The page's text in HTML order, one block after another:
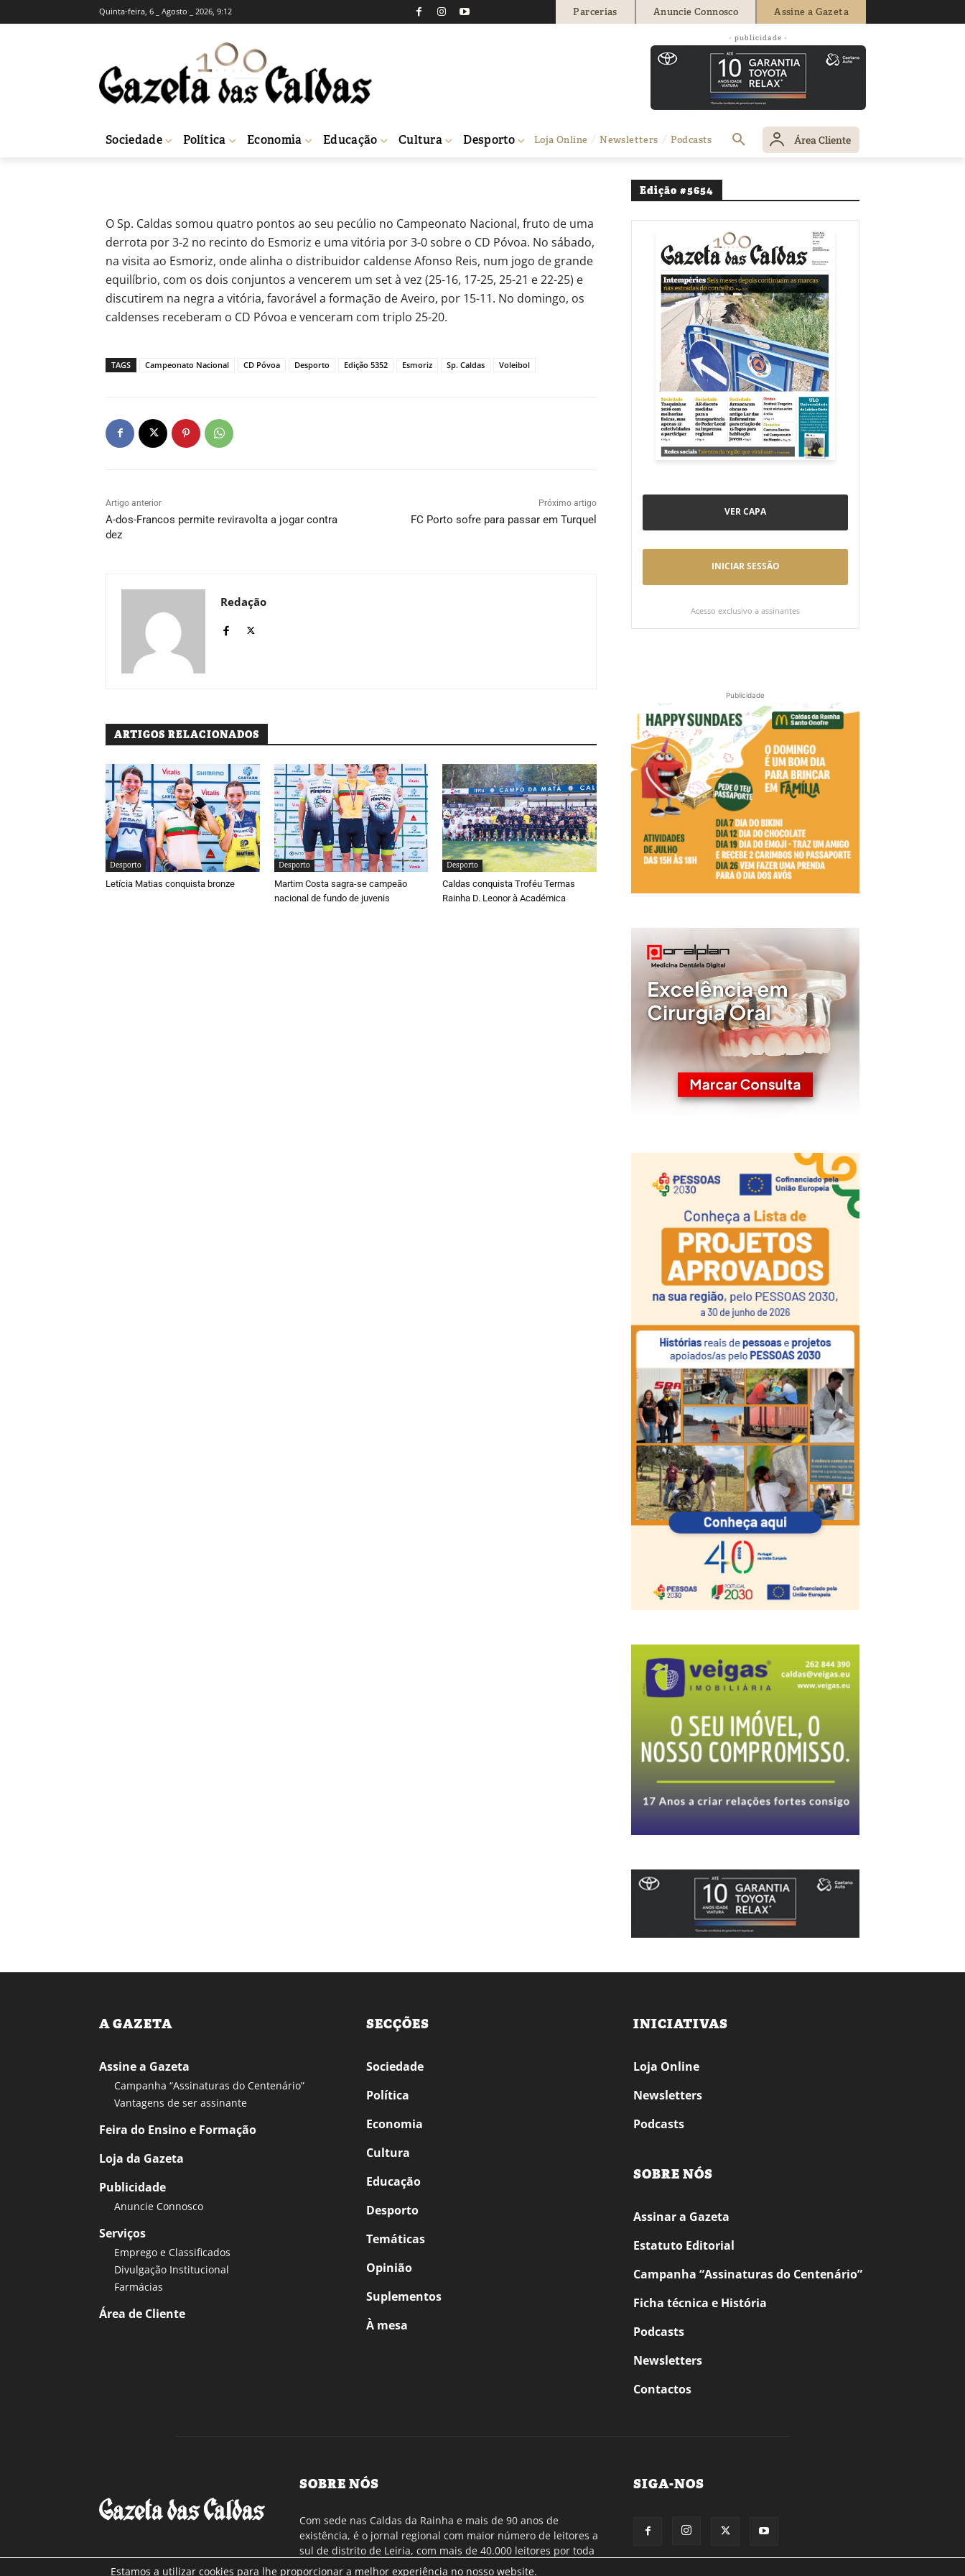
Quinta-feira, 6 _ Agosto _ 2026, 9:12 Parcerias Anuncie Connosco Assine a Gazeta
- publicidade -
Sociedade Política Economia Educação Cultura Desporto Loja Online Newsletters Podcasts Área Cliente
DESPORTO
Sp. Caldas soma quatro pontos em jornada dupla
Redação 15 de Outubro, 2020
O Sp. Caldas somou quatro pontos ao seu pecúlio no Campeonato Nacional, fruto de uma
derrota por 3-2 no recinto do Esmoriz e uma vitória por 3-0 sobre o CD Póvoa. No sábado,
na visita ao Esmoriz, onde alinha o distribuidor caldense Afonso Reis, num jogo de grande
equilíbrio, com os dois conjuntos a vencerem um set à vez (25-16, 17-25, 25-21 e 22-25) e
discutirem na negra a vitória, favorável a formação de Aveiro, por 15-11. No domingo, os
caldenses receberam o CD Póvoa e venceram com triplo 25-20.
TAGS Campeonato Nacional CD Póvoa Desporto Edição 5352 Esmoriz Sp. Caldas Voleibol
Artigo anterior
A-dos-Francos permite reviravolta a jogar contra
dez
Próximo artigo
FC Porto sofre para passar em Turquel
Redação
ARTIGOS RELACIONADOS
Desporto
Letícia Matias conquista bronze
Desporto
Martim Costa sagra-se campeão
nacional de fundo de juvenis
Desporto
Caldas conquista Troféu Termas
Rainha D. Leonor à Académica
Edição #5654
VER CAPA
INICIAR SESSÃO
Acesso exclusivo a assinantes
Publicidade
A GAZETA
Assine a Gazeta
Campanha “Assinaturas do Centenário”
Vantagens de ser assinante
Feira do Ensino e Formação
Loja da Gazeta
Publicidade
Anuncie Connosco
Serviços
Emprego e Classificados
Divulgação Institucional
Farmácias
Área de Cliente
SECÇÕES
Sociedade
Política
Economia
Cultura
Educação
Desporto
Temáticas
Opinião
Suplementos
À mesa
INICIATIVAS
Loja Online
Newsletters
Podcasts
SOBRE NÓS
Assinar a Gazeta
Estatuto Editorial
Campanha “Assinaturas do Centenário”
Ficha técnica e História
Podcasts
Newsletters
Contactos
SOBRE NÓS
Com sede nas Caldas da Rainha e mais de 90 anos de
existência, é o jornal regional com maior número de leitores a
sul de distrito de Leiria, com mais de 40.000 leitores por toda
a região Oeste. Jornal com distribuição em Portugal
SIGA-NOS
Estamos a utilizar cookies para lhe proporcionar a melhor experiência no nosso website.